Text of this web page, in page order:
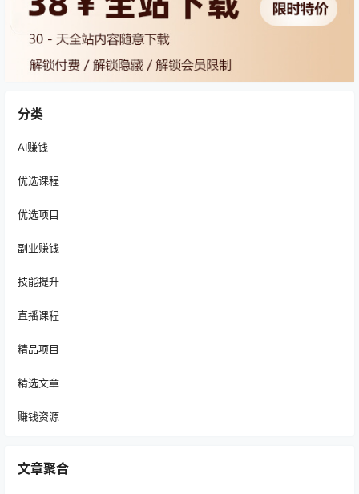
分类
AI赚钱
优选课程
优选项目
副业赚钱
技能提升
直播课程
精品项目
精选文章
赚钱资源
文章聚合